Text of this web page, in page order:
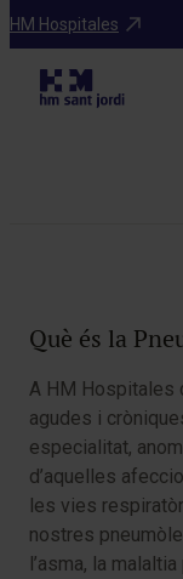
HM Hospitales
Especialitats
Què és la
A HM Hospitales
agudes i
especialitat,
d’aquelles
les vies
nostres
l’asma, la